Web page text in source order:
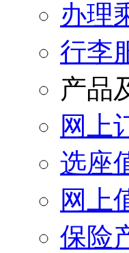
办理
行李
产品
网上
选座
网上
保险